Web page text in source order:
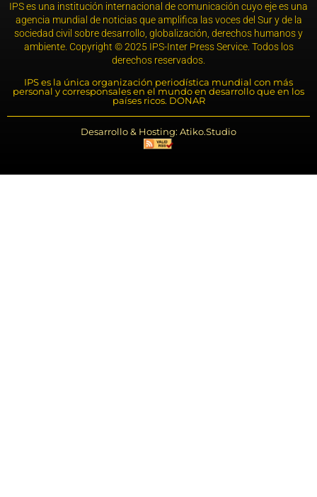
IPS es una institución internacional de comunicación cuyo eje es una
agencia mundial de noticias que amplifica las voces del Sur y de la
sociedad civil sobre desarrollo, globalización, derechos humanos y
ambiente. Copyright © 2025 IPS-Inter Press Service. Todos los
derechos reservados.
IPS es la única organización periodística mundial con más
personal y corresponsales en el mundo en desarrollo que en los
países ricos. DONAR
Desarrollo & Hosting: Atiko.Studio